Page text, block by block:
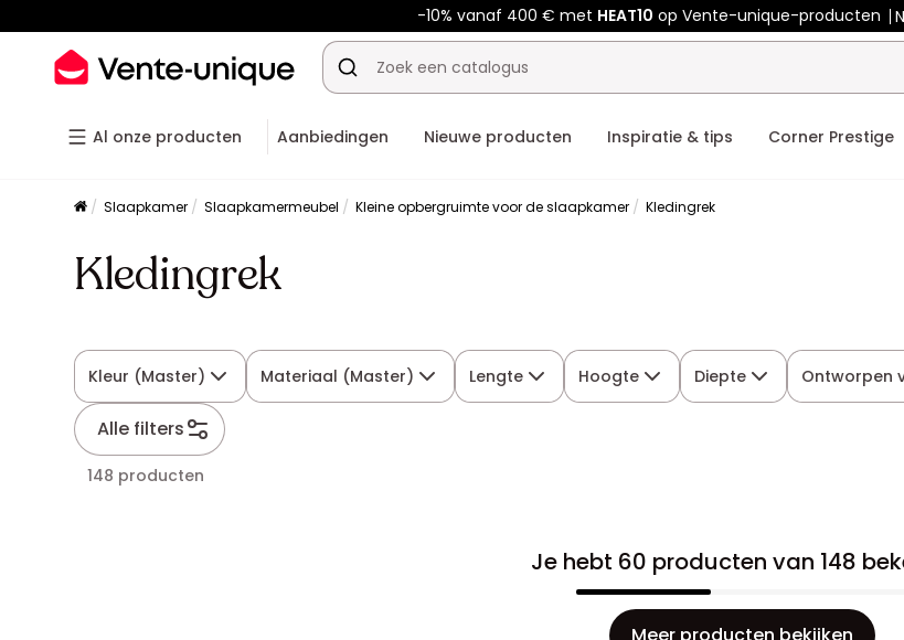
-10% vanaf 400 € met HEAT10 op Vente-unique-producten
Al onze producten Aanbiedingen Nieuwe producten Inspiratie & tips Corner Prestige
Slaapkamer Slaapkamermeubel Kleine opbergruimte voor de slaapkamer Kledingrek
Kledingrek
Kleur (Master) Materiaal (Master) Lengte Hoogte Diepte Ontworpen
Alle filters
148 producten
Je hebt 60 producten van 148